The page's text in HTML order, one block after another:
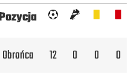
Obrońca 12 0 0 0